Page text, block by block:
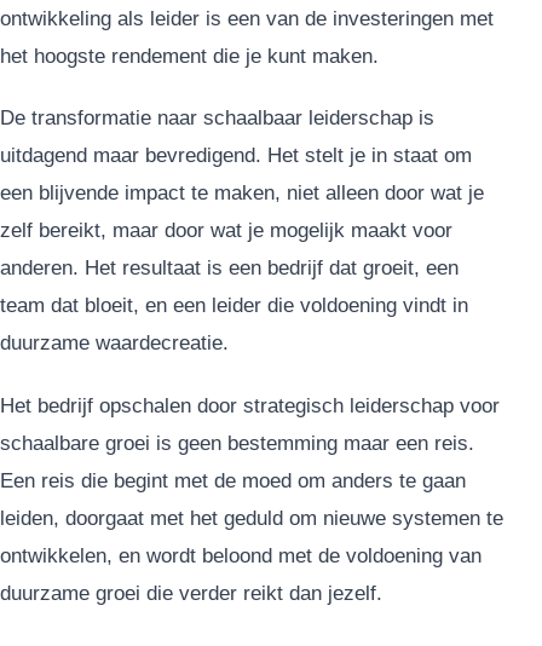
ontwikkeling als leider is een van de investeringen met
het hoogste rendement die je kunt maken.
De transformatie naar schaalbaar leiderschap is
uitdagend maar bevredigend. Het stelt je in staat om
een blijvende impact te maken, niet alleen door wat je
zelf bereikt, maar door wat je mogelijk maakt voor
anderen. Het resultaat is een bedrijf dat groeit, een
team dat bloeit, en een leider die voldoening vindt in
duurzame waardecreatie.
Het bedrijf opschalen door strategisch leiderschap voor
schaalbare groei is geen bestemming maar een reis.
Een reis die begint met de moed om anders te gaan
leiden, doorgaat met het geduld om nieuwe systemen te
ontwikkelen, en wordt beloond met de voldoening van
duurzame groei die verder reikt dan jezelf.